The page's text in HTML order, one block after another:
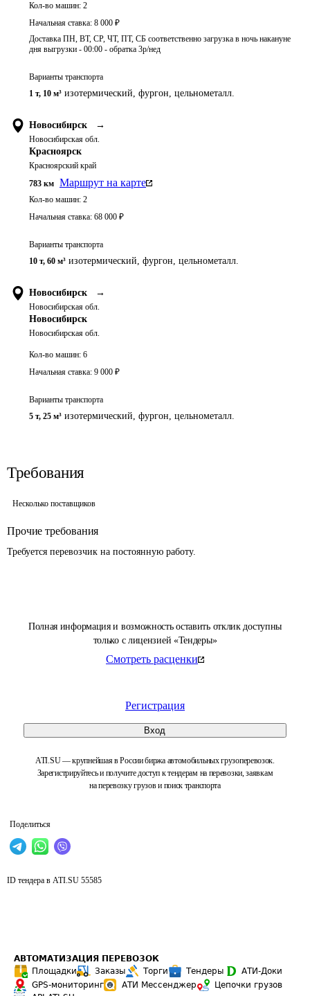
Полная информация и возможность оставить отклик доступны
только с лицензией «Тендеры»
Смотреть расценки
Регистрация
Вход
ATI.SU — крупнейшая в России биржа автомобильных грузоперевозок.
Зарегистрируйтесь и получите доступ к тендерам на перевозки, заявкам
на перевозку грузов и поиск транспорта
Поделиться
Кол-во машин: 2
Начальная ставка: 8 000 ₽
Доставка ПН, ВТ, СР, ЧТ, ПТ, СБ соответственно загрузка в ночь накануне
дня выгрузки - 00:00 - обратка 3р/нед
Варианты транспорта
1 т, 10 м³ изотермический, фургон, цельнометалл.
Новосибирск →
Новосибирская обл.
Красноярск
Красноярский край
783 км Маршрут на карте
Кол-во машин: 2
Начальная ставка: 68 000 ₽
Варианты транспорта
10 т, 60 м³ изотермический, фургон, цельнометалл.
Новосибирск →
Новосибирская обл.
Новосибирск
Новосибирская обл.
Кол-во машин: 6
Начальная ставка: 9 000 ₽
Варианты транспорта
5 т, 25 м³ изотермический, фургон, цельнометалл.
Требования
Несколько поставщиков
Прочие требования
Требуется перевозчик на постоянную работу.
ID тендера в ATI.SU 55585
АВТОМАТИЗАЦИЯ ПЕРЕВОЗОК
Площадки
Заказы Торги Тендеры
АТИ-Доки
GPS-мониторинг
АТИ Мессенджер
Цепочки грузов